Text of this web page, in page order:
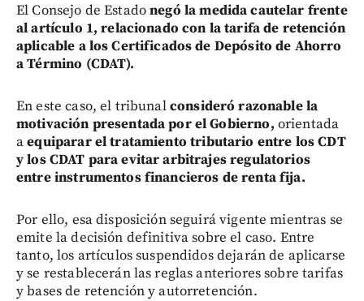
El Consejo de Estadonegó la medida cautelar frente
al artículo 1, relacionado con la tarifa de retención
aplicable a los Certificados de Depósito de Ahorro
a Término (CDAT).
En este caso, el tribunalconsideró razonable la
motivación presentada por el Gobierno, orientada
aequiparar el tratamiento tributario entre los CDT
y los CDAT para evitar arbitrajes regulatorios
entre instrumentos financieros de renta fija.
Por ello, esa disposición seguirá vigente mientras se
emite la decisión definitiva sobre el caso. Entre
tanto, los artículos suspendidos dejarán de aplicarse
y se restablecerán las reglas anteriores sobre tarifas
y bases de retención y autorretención.